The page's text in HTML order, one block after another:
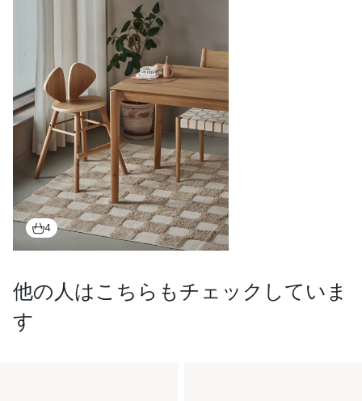
4
他の人はこちらもチェックしていま
す